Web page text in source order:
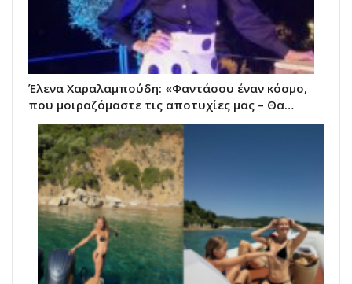
Έλενα Χαραλαμπούδη: «Φαντάσου έναν κόσμο,
που μοιραζόμαστε τις αποτυχίες μας – Θα…